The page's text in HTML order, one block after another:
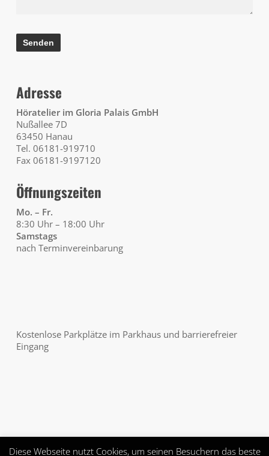
Adresse
Höratelier im Gloria Palais GmbH
Nußallee 7D
63450 Hanau
Tel. 06181-919710
Fax 06181-9197120
Öffnungszeiten
Mo. – Fr.
8:30 Uhr – 18:00 Uhr
Samstags
nach Terminvereinbarung
Kostenlose Parkplätze im Parkhaus und barrierefreier
Eingang
Diese Webseite nutzt Cookies, um seinen Besuchern das beste